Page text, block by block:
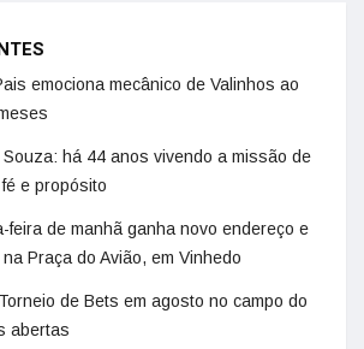
emociona mecânico de Valinhos ao
há 44 anos vivendo a missão de
e propósito
feira de manhã ganha novo endereço e
Praça do Avião, em Vinhedo
de Bets em agosto no campo do
abertas